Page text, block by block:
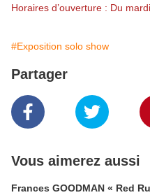
Horaires d’ouverture : Du
#Exposition solo show
Partager
Vous aimerez aussi
Frances GOODMAN « Red